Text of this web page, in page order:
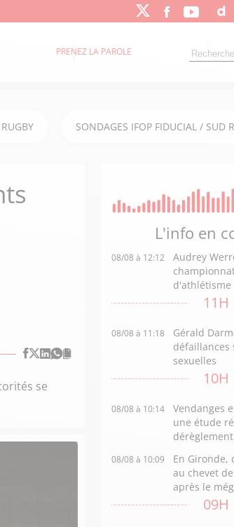
PRENEZ LA PAROLE
SONDAGES IFOP FIDUCIAL / SUD
se
L'info en
08/08 à 12:12
Audrey
d'athlétisme
11H
08/08 à 11:18
Gérald
défaillances
sexuelles
10H
08/08 à 10:14
Vendanges
une étude
08/08 à 10:09
En Gironde,
au chevet
après le
09H